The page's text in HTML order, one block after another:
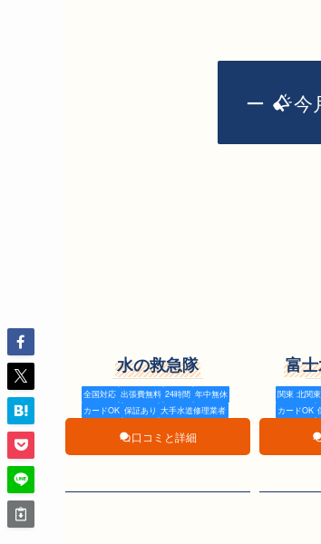
ー 今
水の救急隊
全国対応 出張費無料 24時間 年中無休
カードOK 保証あり 大手水道修理業者
口コミと詳細
富
関東 北関東
カードOK